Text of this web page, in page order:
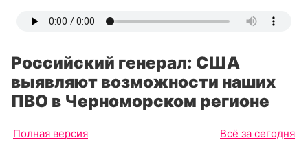
Российский генерал: США
выявляют возможности наших
ПВО в Черноморском регионе
Полная версия Всё за сегодня